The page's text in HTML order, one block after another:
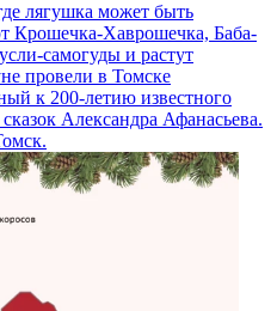
лягушка может быть
Крошечка-Хаврошечка, Баба-
самогуды и растут
провели в Томске
к 200-летию известного
Александра Афанасьева.